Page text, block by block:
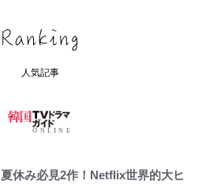
人気記事
夏休み必見2作！Netflix世界的大ヒ